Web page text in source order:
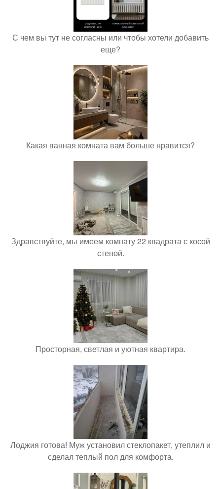
С чем вы тут не согласны или чтобы хотели добавить
еще?
Какая ванная комната вам больше нравится?
Здравствуйте, мы имеем комнату 22 квадрата с косой
стеной.
Просторная, светлая и уютная квартира.
Лоджия готова! Муж установил стеклопакет, утеплил и
сделал теплый пол для комфорта.